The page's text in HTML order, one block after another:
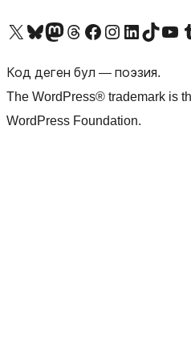
Visit our X (formerly Twitter) account
Visit our Bluesky account
Биздин Mastodon түрмөгүбүзгө баш багыңыз
Visit our Threads account
Биздин Facebook баракчабызга кириңиз
Биздин Instagram баракчабызга баш багыңыз
Биздин LinkedIn баракчабызга баш
Visit our TikTok
Visit our
Код деген бул — поэзия.
The WordPress® trademark is
WordPress Foundation.